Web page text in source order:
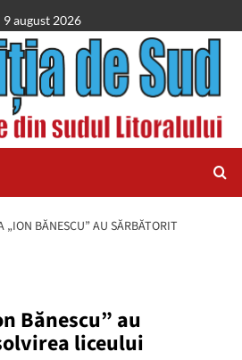
9 august 2026
„ION BĂNESCU” AU SĂRBĂTORIT
Bănescu” au
liceului